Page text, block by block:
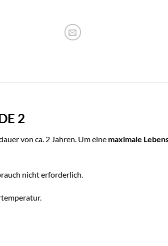
2
von ca. 2 Jahren. Um eine maximale
nicht erforderlich.